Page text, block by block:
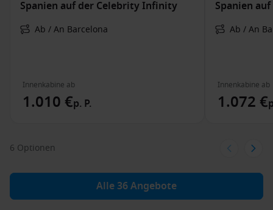
Spanien auf der Celebrity Infinity
Ab / An Barcelona
Innenkabine ab
1.010 €p. P.
Spanien
Ab / An
Innenkabine ab
1.072 €
6 Optionen
Alle 36 Angebote